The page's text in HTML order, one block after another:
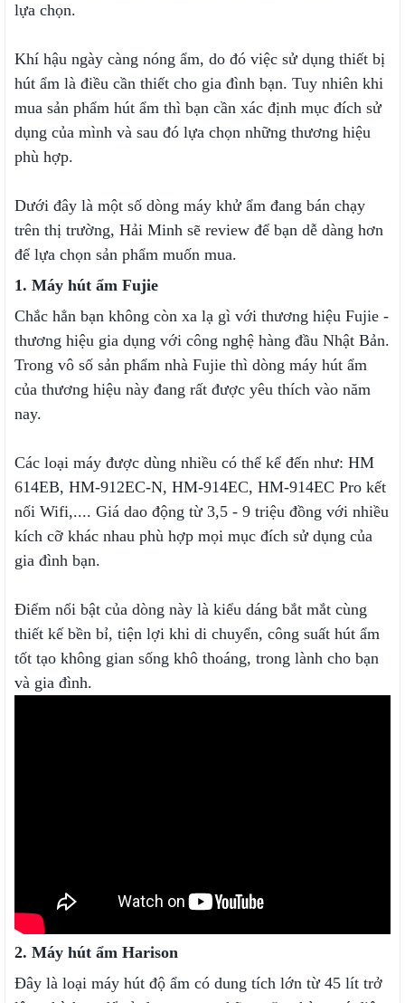
lựa chọn.
Khí hậu ngày càng nóng ẩm, do đó việc sử dụng thiết bị
hút ẩm là điều cần thiết cho gia đình bạn. Tuy nhiên khi
mua sản phẩm hút ẩm thì bạn cần xác định mục đích sử
dụng của mình và sau đó lựa chọn những thương hiệu
phù hợp.
Dưới đây là một số dòng máy khử ẩm đang bán chạy
trên thị trường, Hải Minh sẽ review để bạn dễ dàng hơn
để lựa chọn sản phẩm muốn mua.
1. Máy hút ẩm Fujie
Chắc hẳn bạn không còn xa lạ gì với thương hiệu Fujie -
thương hiệu gia dụng với công nghệ hàng đầu Nhật Bản.
Trong vô số sản phẩm nhà Fujie thì dòng máy hút ẩm
của thương hiệu này đang rất được yêu thích vào năm
nay.
Các loại máy được dùng nhiều có thể kể đến như: HM
614EB, HM-912EC-N, HM-914EC, HM-914EC Pro kết
nối Wifi,.... Giá dao động từ 3,5 - 9 triệu đồng với nhiều
kích cỡ khác nhau phù hợp mọi mục đích sử dụng của
gia đình bạn.
Điểm nổi bật của dòng này là kiểu dáng bắt mắt cùng
thiết kế bền bỉ, tiện lợi khi di chuyển, công suất hút ẩm
tốt tạo không gian sống khô thoáng, trong lành cho bạn
và gia đình.
2. Máy hút ẩm Harison
Đây là loại máy hút độ ẩm có dung tích lớn từ 45 lít trở